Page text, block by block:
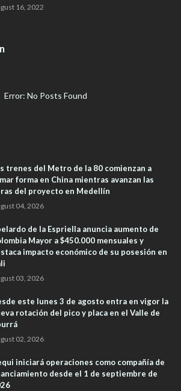
16, 2022
Error: No Posts Found
trenes del Metro de la 80 comienzan a
forma en China mientras avanzan las
del proyecto en Medellín
04, 2026
de la Espriella anuncia aumento de
Mayor a $450.000 mensuales y
impacto económico de su posesión en
03, 2026
este lunes 3 de agosto entra en vigor la
rotación del pico y placa en el Valle de
02, 2026
iniciará operaciones como compañía de
desde el 1 de septiembre de